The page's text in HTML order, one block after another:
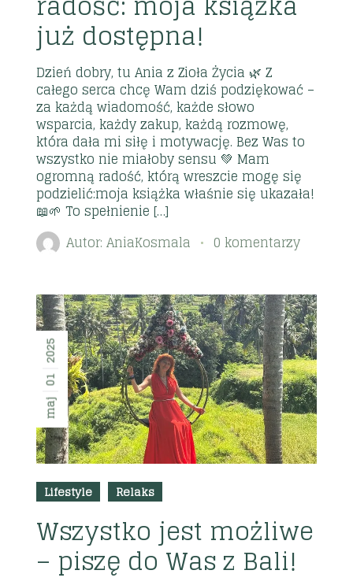
już dostępna!
Dzień dobry, tu Ania z Zioła Życia 🌿 Z
całego serca chcę Wam dziś podziękować –
za każdą wiadomość, każde słowo
wsparcia, każdy zakup, każdą rozmowę,
która dała mi siłę i motywację. Bez Was to
wszystko nie miałoby sensu 💚 Mam
ogromną radość, którą wreszcie mogę się
podzielić:moja książka właśnie się ukazała!
📖🌱 To spełnienie […]
Autor:AniaKosmala 0 komentarzy
maj
01
2025
Lifestyle Relaks
Wszystko jest możliwe
– piszę do Was z Bali!